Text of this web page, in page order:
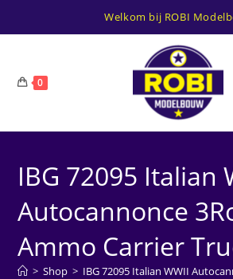
Welkom bij ROBI
0
IBG 72095 Italian
Autocannonce
Ammo Carrier
> Shop > IBG 72095 Italian WWII